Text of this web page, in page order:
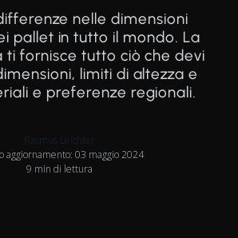
nelle dimensioni
pallet in tutto il mondo. La
ti fornisce tutto ciò che devi
limiti di altezza e
e preferenze regionali.
Rasmus Leichter
aggiornamento: 03 maggio 2024
9 min di lettura